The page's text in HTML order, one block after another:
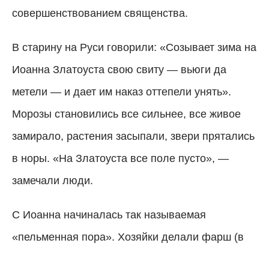
совершенствованием священства.
В старину на Руси говорили: «Созывает зима на
Иоанна Златоуста свою свиту — вьюги да
метели — и дает им наказ оттепели унять».
Морозы становились все сильнее, все живое
замирало, растения засыпали, звери прятались
в норы. «На Златоуста все поле пусто», —
замечали люди.
С Иоанна начиналась так называемая
«пельменная пора». Хозяйки делали фарш (в